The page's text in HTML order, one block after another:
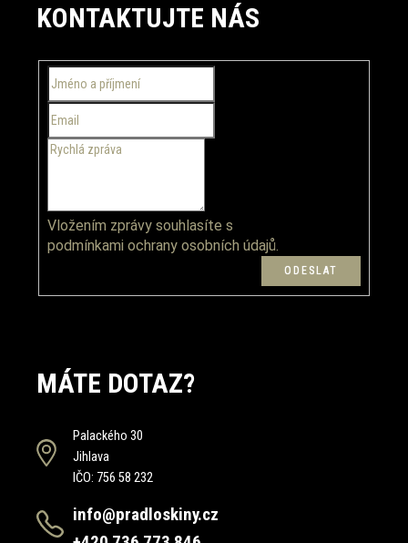
KONTAKTUJTE NÁS
Vložením zprávy souhlasíte s
podmínkami ochrany osobních údajů.
MÁTE DOTAZ?
Palackého 30
Jihlava
IČO: 756 58 232
info@pradloskiny.cz